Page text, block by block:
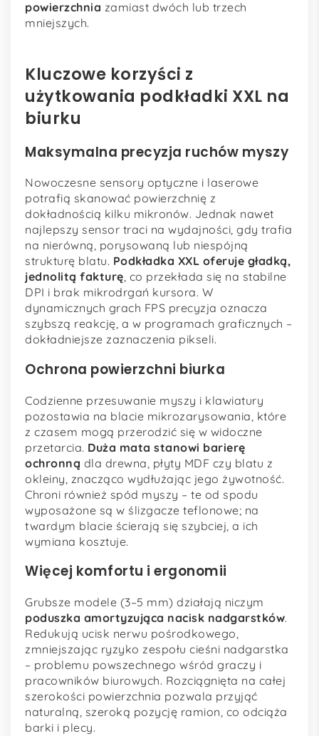
powierzchnia zamiast dwóch lub trzech
mniejszych.
Kluczowe korzyści z
użytkowania podkładki XXL na
biurku
Maksymalna precyzja ruchów myszy
Nowoczesne sensory optyczne i laserowe
potrafią skanować powierzchnię z
dokładnością kilku mikronów. Jednak nawet
najlepszy sensor traci na wydajności, gdy trafia
na nierówną, porysowaną lub niespójną
strukturę blatu. Podkładka XXL oferuje gładką,
jednolitą fakturę, co przekłada się na stabilne
DPI i brak mikrodrgań kursora. W
dynamicznych grach FPS precyzja oznacza
szybszą reakcję, a w programach graficznych –
dokładniejsze zaznaczenia pikseli.
Ochrona powierzchni biurka
Codzienne przesuwanie myszy i klawiatury
pozostawia na blacie mikrozarysowania, które
z czasem mogą przerodzić się w widoczne
przetarcia. Duża mata stanowi barierę
ochronną dla drewna, płyty MDF czy blatu z
okleiny, znacząco wydłużając jego żywotność.
Chroni również spód myszy – te od spodu
wyposażone są w ślizgacze teflonowe; na
twardym blacie ścierają się szybciej, a ich
wymiana kosztuje.
Więcej komfortu i ergonomii
Grubsze modele (3–5 mm) działają niczym
poduszka amortyzująca nacisk nadgarstków.
Redukują ucisk nerwu pośrodkowego,
zmniejszając ryzyko zespołu cieśni nadgarstka
– problemu powszechnego wśród graczy i
pracowników biurowych. Rozciągnięta na całej
szerokości powierzchnia pozwala przyjąć
naturalną, szeroką pozycję ramion, co odciąża
barki i plecy.